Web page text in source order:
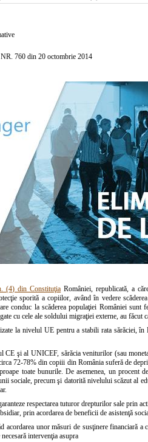
760 din 20 octombrie 2014
(4) din Constituţia României, republicată, a
sporită a copiilor, având în vedere
conduc la scăderea populaţiei României sunt
cu cele ale soldului migraţiei externe, au făcut
la nivelul UE pentru a stabili rata sărăciei,
şi al UNICEF, sărăcia veniturilor (sau
72-78% din copiii din România suferă de
toate bunurile. De asemenea, un
sociale, precum şi datorită nivelului scăzut al
respectarea tuturor drepturilor sale prin
prin acordarea de beneficii de asistenţă
acordarea unor măsuri de susţinere
intervenţia asupra